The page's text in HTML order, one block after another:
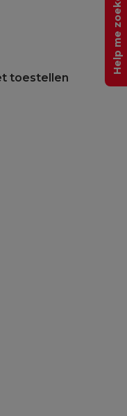
toestellen
Help me zoeken